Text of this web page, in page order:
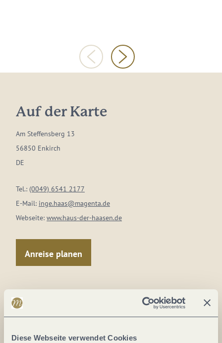
Diese Webseite verwendet Cookies
Auf der Karte
Am Steffensberg 13
56850 Enkirch
DE
Tel.: (0049) 6541 2177
E-Mail: inge.haas@magenta.de
Webseite: www.haus-der-haasen.de
Anreise planen